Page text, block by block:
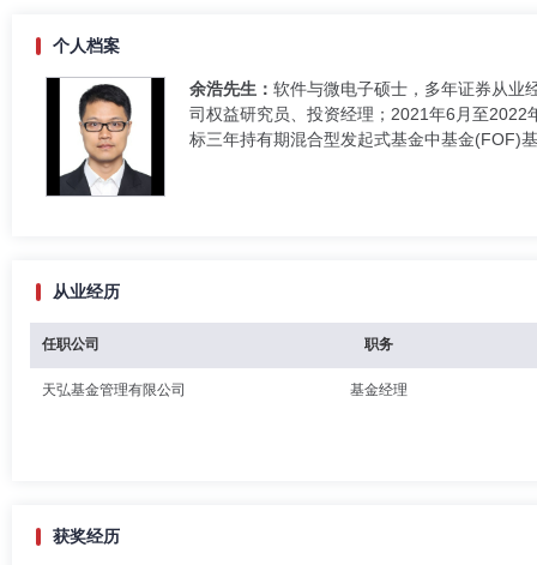
个人档案
余浩先生： 软件与微电子硕士，多年证券从业
司权益研究员、投资经理；2021年6月至
标三年持有期混合型发起式基金中基金(FOF)
从业经历
任职公司 职务
天弘基金管理有限公司 基金经理
获奖经历